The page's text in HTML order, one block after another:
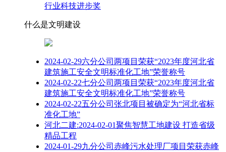
行业科技进步奖
什么是文明建设
2024-02-29六分公司两项目荣获“2023年度河北省
建筑施工安全文明标准化工地”荣誉称号
2024-02-22七分公司两项目荣获“2023年度河北省
建筑施工安全文明标准化工地”荣誉称号
2024-02-22五分公司张北项目被确定为“河北省标
准化工地”
河北二建:2024-02-01聚焦智慧工地建设 打造省级
精品工程
2024-01-29九分公司赤峰污水处理厂项目荣获赤峰